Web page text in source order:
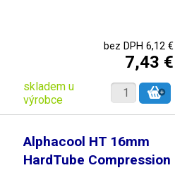
bez DPH 6,12 €
7,43 €
skladem u
výrobce
Alphacool HT 16mm
HardTube Compression